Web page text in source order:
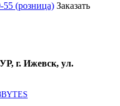
55 (розница) Заказать
г. Ижевск, ул.